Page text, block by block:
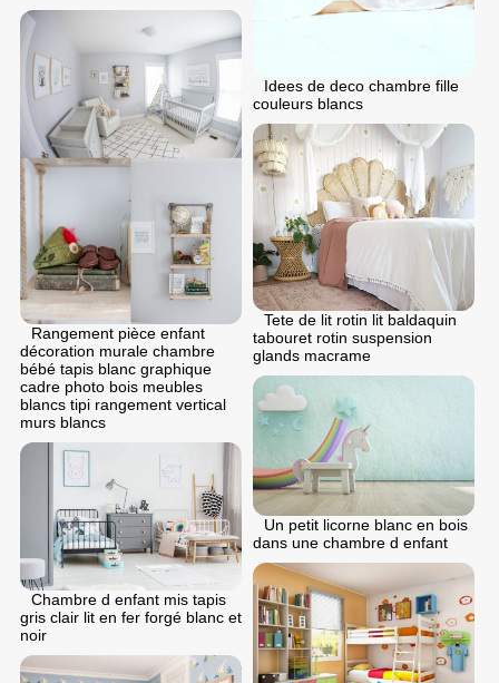
Idees de deco chambre fille
couleurs blancs
Rangement pièce enfant
décoration murale chambre
bébé tapis blanc graphique
cadre photo bois meubles
blancs tipi rangement vertical
murs blancs
Tete de lit rotin lit baldaquin
tabouret rotin suspension
glands macrame
Un petit licorne blanc en bois
dans une chambre d enfant
Chambre d enfant mis tapis
gris clair lit en fer forgé blanc et
noir